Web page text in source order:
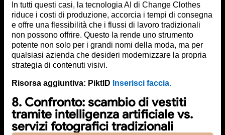
In tutti questi casi, la tecnologia AI di Change Clothes
riduce i costi di produzione, accorcia i tempi di consegna
e offre una flessibilità che i flussi di lavoro tradizionali
non possono offrire. Questo la rende uno strumento
potente non solo per i grandi nomi della moda, ma per
qualsiasi azienda che desideri modernizzare la propria
strategia di contenuti visivi.
Risorsa aggiuntiva: PiktID Inserisci faccia.
8. Confronto: scambio di vestiti
tramite intelligenza artificiale vs.
servizi fotografici tradizionali